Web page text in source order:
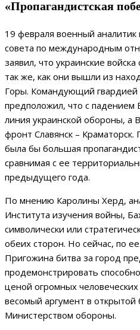
«Пропагандистская
19 февраля военный аналитик
совета по международным
заявил, что украинские
так же, как они вышли из
Горы. Командующий гвардией
предположил, что с падением
линия украинской обороны, а
фронт Славянск –
была бы большая
сравнимая с ее
предыдущего года.
По мнению Каролины Херд,
Института изучения войны,
символически или
обеих сторон. Но сейчас, по
Пригожина битва за город
продемонстрировать
ценой огромных
весомый аргумент в
Министерством обороны.